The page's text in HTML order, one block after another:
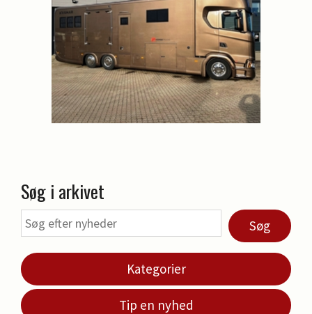
Søg i arkivet
Søg
Kategorier
Tip en nyhed